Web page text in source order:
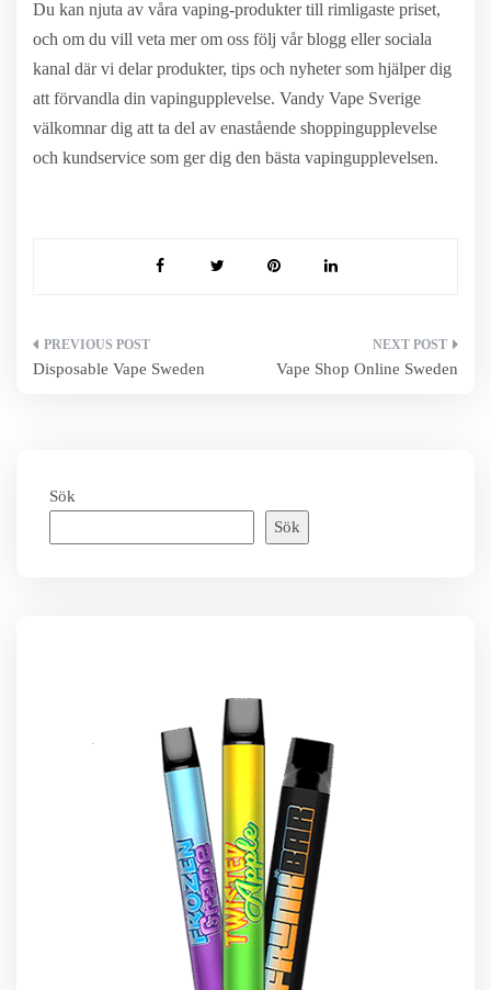
Du kan njuta av våra vaping-produkter till rimligaste priset,
och om du vill veta mer om oss följ vår blogg eller sociala
kanal där vi delar produkter, tips och nyheter som hjälper dig
att förvandla din vapingupplevelse. Vandy Vape Sverige
välkomnar dig att ta del av enastående shoppingupplevelse
och kundservice som ger dig den bästa vapingupplevelsen.
Inläggsnavigering
Disposable Vape Sweden Vape Shop Online Sweden
Sök
Sök